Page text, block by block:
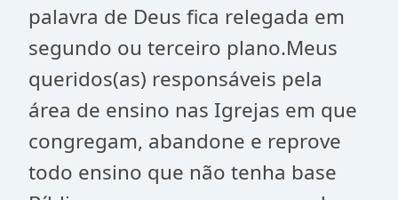
palavra de Deus fica relegada em
segundo ou terceiro plano.Meus
queridos(as) responsáveis pela
área de ensino nas Igrejas em que
congregam, abandone e reprove
todo ensino que não tenha base